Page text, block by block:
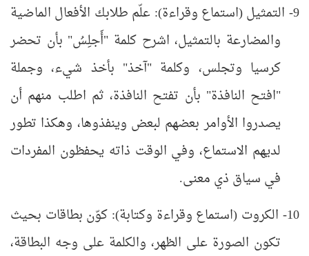
9- التمثيل (استماع وقراءة): علّم طلابك الأفعال الماضية
والمضارعة بالتمثيل، اشرح كلمة "أَجلِسُ" بأن تحضر
كرسيا وتجلس، وكلمة "آخذ" بأخذ شيء، وجملة
"افتح النافذة" بأن تفتح النافذة، ثم اطلب منهم أن
يصدروا الأوامر بعضهم لبعض وينفذوها، وهكذا تطور
لديهم الاستماع، وفي الوقت ذاته يحفظون المفردات
في سياق ذي معنى.
10- الكروت (استماع وقراءة وكتابة): كوّن بطاقات بحيث
تكون الصورة على الظهر، والكلمة على وجه البطاقة،